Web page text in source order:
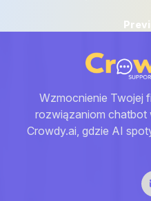
Nawigacja
Wzmocnienie Twojej
rozwiązaniom
Crowdy.ai, gdzie AI